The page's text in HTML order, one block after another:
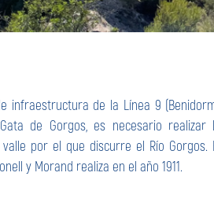
infraestructura de la Línea 9
de Gorgos, es necesario realizar
por el que discurre el Río Gorgos.
y Morand realiza en el año 1911.